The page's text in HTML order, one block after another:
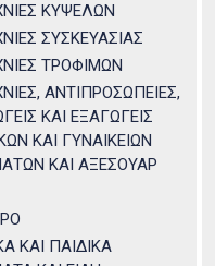
ΚΥΨΕΛΩΝ
ΣΥΣΚΕΥΑΣΙΑΣ
ΤΡΟΦΙΜΩΝ
ΑΝΤΙΠΡΟΣΩΠΕΙΕΣ,
ΚΑΙ ΕΞΑΓΩΓΕΙΣ
ΚΑΙ ΓΥΝΑΙΚΕΙΩΝ
ΚΑΙ ΑΞΕΣΟΥΑΡ
ΚΑΙ ΠΑΙΔΙΚΑ